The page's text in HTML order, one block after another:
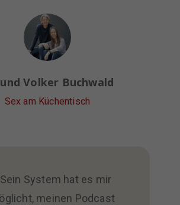
Volker Buchwald
Sex am Küchentisch
System hat es mir
meinen Podcast